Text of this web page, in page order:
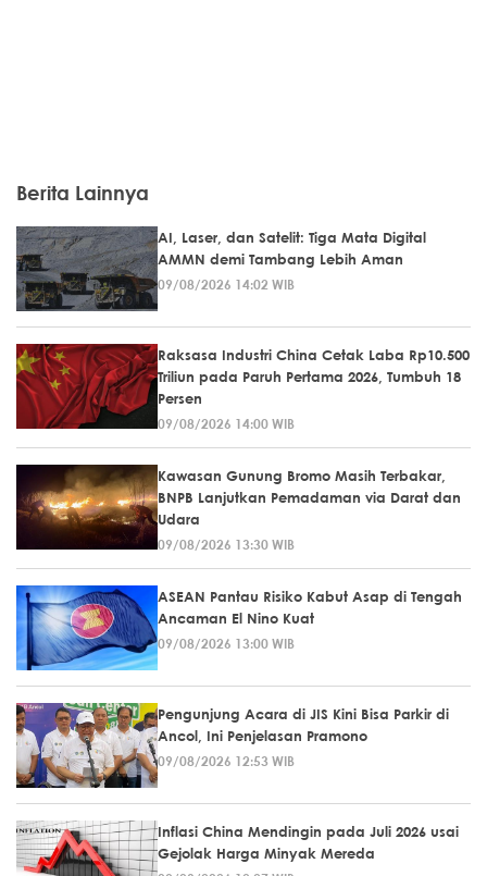
Berita Lainnya
AI, Laser, dan Satelit: Tiga Mata Digital
AMMN demi Tambang Lebih Aman
09/08/2026 14:02 WIB
Raksasa Industri China Cetak Laba Rp10.500
Triliun pada Paruh Pertama 2026, Tumbuh 18
Persen
09/08/2026 14:00 WIB
Kawasan Gunung Bromo Masih Terbakar,
BNPB Lanjutkan Pemadaman via Darat dan
Udara
09/08/2026 13:30 WIB
ASEAN Pantau Risiko Kabut Asap di Tengah
Ancaman El Nino Kuat
09/08/2026 13:00 WIB
Pengunjung Acara di JIS Kini Bisa Parkir di
Ancol, Ini Penjelasan Pramono
09/08/2026 12:53 WIB
Inflasi China Mendingin pada Juli 2026 usai
Gejolak Harga Minyak Mereda